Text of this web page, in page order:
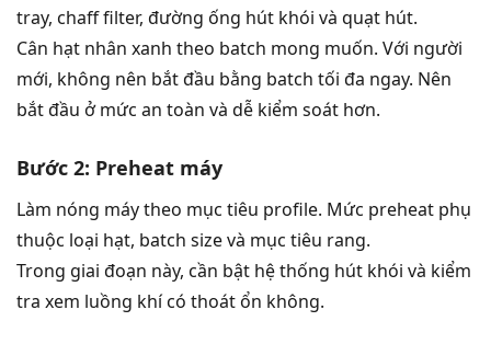
tray, chaff filter, đường ống hút khói và quạt hút.
Cân hạt nhân xanh theo batch mong muốn. Với người
mới, không nên bắt đầu bằng batch tối đa ngay. Nên
bắt đầu ở mức an toàn và dễ kiểm soát hơn.
Bước 2: Preheat máy
Làm nóng máy theo mục tiêu profile. Mức preheat phụ
thuộc loại hạt, batch size và mục tiêu rang.
Trong giai đoạn này, cần bật hệ thống hút khói và kiểm
tra xem luồng khí có thoát ổn không.